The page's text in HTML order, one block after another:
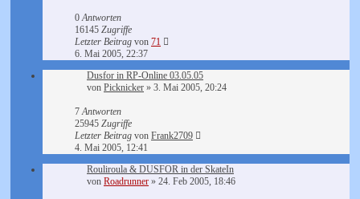
0Antworten
16145 Zugriffe
Letzter Beitrag von 71
6. Mai 2005, 22:37
Dusfor in RP-Online 03.05.05
von Picknicker » 3. Mai 2005, 20:24
7Antworten
25945 Zugriffe
Letzter Beitrag von Frank2709
4. Mai 2005, 12:41
Rouliroula & DUSFOR in der SkateIn
von Roadrunner » 24. Feb 2005, 18:46